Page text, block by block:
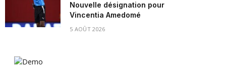
Nouvelle désignation pour
Vincentia Amedomé
5 AOÛT 2026